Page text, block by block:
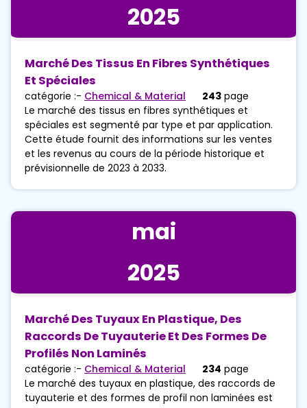
2025
Marché Des Tissus En Fibres Synthétiques
Et Spéciales
catégorie :- Chemical & Material 243 page
Le marché des tissus en fibres synthétiques et
spéciales est segmenté par type et par application.
Cette étude fournit des informations sur les ventes
et les revenus au cours de la période historique et
prévisionnelle de 2023 à 2033.
mai
2025
Marché Des Tuyaux En Plastique, Des
Raccords De Tuyauterie Et Des Formes De
Profilés Non Laminés
catégorie :- Chemical & Material 234 page
Le marché des tuyaux en plastique, des raccords de
tuyauterie et des formes de profil non laminées est